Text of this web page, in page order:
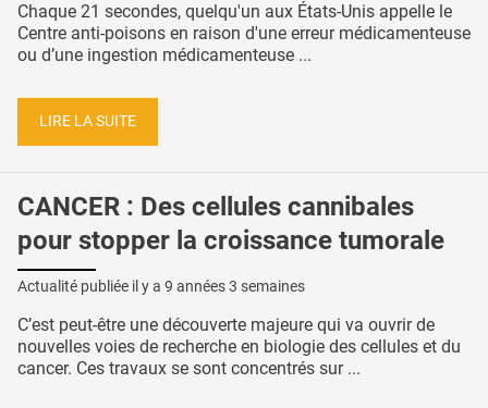
Chaque 21 secondes, quelqu'un aux États-Unis appelle le
Centre anti-poisons en raison d'une erreur médicamenteuse
ou d’une ingestion médicamenteuse ...
LIRE LA SUITE
CANCER : Des cellules cannibales
pour stopper la croissance tumorale
Actualité publiée il y a 9 années 3 semaines
C’est peut-être une découverte majeure qui va ouvrir de
nouvelles voies de recherche en biologie des cellules et du
cancer. Ces travaux se sont concentrés sur ...